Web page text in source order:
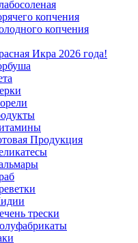
копчения
копчения
Икра 2026 года!
Продукция
трески